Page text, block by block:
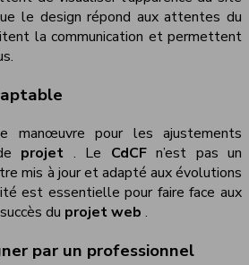
le design répond aux attentes du
la communication et permettent
manœuvre pour les ajustements
projet . Le CdCF n’est pas un
mis à jour et adapté aux évolutions
est essentielle pour faire face aux
du projet web .
par un professionnel